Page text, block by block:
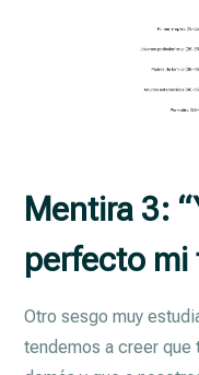
Mentira 3:
perfecto mi
Otro sesgo muy
tendemos a creer que